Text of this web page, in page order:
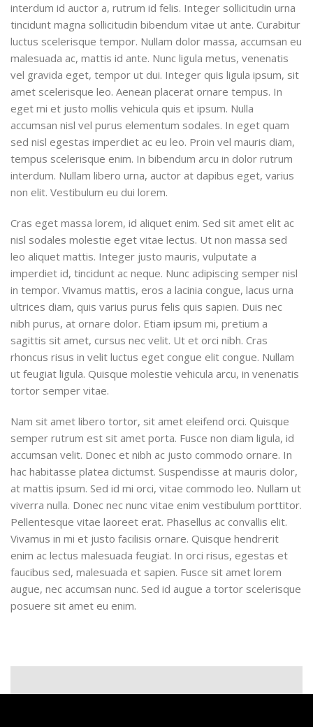
interdum id auctor a, rutrum id felis. Integer sollicitudin urna
tincidunt magna sollicitudin bibendum vitae ut ante. Curabitur
luctus scelerisque tempor. Nullam dolor massa, accumsan eu
malesuada ac, mattis id ante. Nunc ligula metus, venenatis
vel gravida eget, tempor ut dui. Integer quis ligula ipsum, sit
amet scelerisque leo. Aenean placerat ornare tempus. In
eget mi et justo mollis vehicula quis et ipsum. Nulla
accumsan nisl vel purus elementum sodales. In eget quam
sed nisl egestas imperdiet ac eu leo. Proin vel mauris diam,
tempus scelerisque enim. In bibendum arcu in dolor rutrum
interdum. Nullam libero urna, auctor at dapibus eget, varius
non elit. Vestibulum eu dui lorem.
Cras eget massa lorem, id aliquet enim. Sed sit amet elit ac
nisl sodales molestie eget vitae lectus. Ut non massa sed
leo aliquet mattis. Integer justo mauris, vulputate a
imperdiet id, tincidunt ac neque. Nunc adipiscing semper nisl
in tempor. Vivamus mattis, eros a lacinia congue, lacus urna
ultrices diam, quis varius purus felis quis sapien. Duis nec
nibh purus, at ornare dolor. Etiam ipsum mi, pretium a
sagittis sit amet, cursus nec velit. Ut et orci nibh. Cras
rhoncus risus in velit luctus eget congue elit congue. Nullam
ut feugiat ligula. Quisque molestie vehicula arcu, in venenatis
tortor semper vitae.
Nam sit amet libero tortor, sit amet eleifend orci. Quisque
semper rutrum est sit amet porta. Fusce non diam ligula, id
accumsan velit. Donec et nibh ac justo commodo ornare. In
hac habitasse platea dictumst. Suspendisse at mauris dolor,
at mattis ipsum. Sed id mi orci, vitae commodo leo. Nullam ut
viverra nulla. Donec nec nunc vitae enim vestibulum porttitor.
Pellentesque vitae laoreet erat. Phasellus ac convallis elit.
Vivamus in mi et justo facilisis ornare. Quisque hendrerit
enim ac lectus malesuada feugiat. In orci risus, egestas et
faucibus sed, malesuada et sapien. Fusce sit amet lorem
augue, nec accumsan nunc. Sed id augue a tortor scelerisque
posuere sit amet eu enim.